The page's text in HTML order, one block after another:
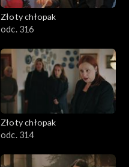
Złoty chłopak
odc. 316
Złoty chłopak
odc. 314